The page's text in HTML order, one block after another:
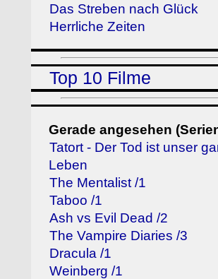
Das Streben nach Glück
Herrliche Zeiten
Top 10 Filme
Gerade angesehen
Tatort - Der Tod ist unser
Leben
The Mentalist /1
Taboo /1
Ash vs Evil Dead /2
The Vampire Diaries /3
Dracula /1
Weinberg /1